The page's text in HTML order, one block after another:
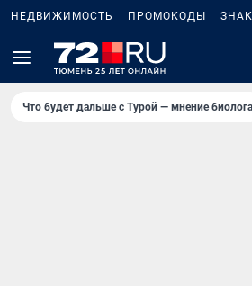
НЕДВИЖИМОСТЬ ПРОМОКОДЫ
Что будет дальше с Турой — мнение биолога